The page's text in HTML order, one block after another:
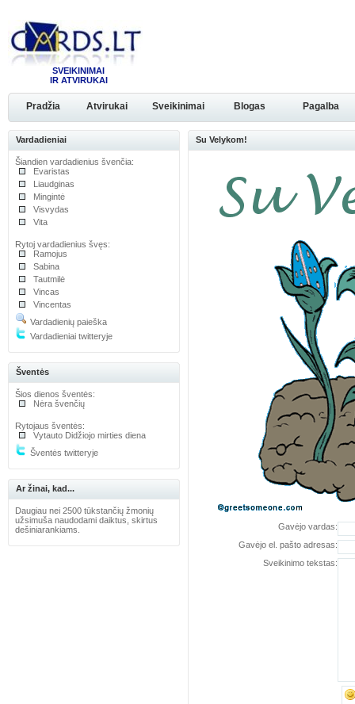
SVEIKINIMAI
IR ATVIRUKAI
Pradžia Atvirukai Sveikinimai Blogas Pagalba
Vardadieniai
Šiandien vardadienius švenčia:
Evaristas
Liaudginas
Mingintė
Visvydas
Vita
Rytoj vardadienius švęs:
Ramojus
Sabina
Tautmilė
Vincas
Vincentas
Vardadienių paieška
Vardadieniai twitteryje
Šventės
Šios dienos šventės:
Nėra švenčių
Rytojaus šventės:
Vytauto Didžiojo mirties diena
Šventės twitteryje
Ar žinai, kad...
Daugiau nei 2500 tūkstančių žmonių
užsimuša naudodami daiktus, skirtus
dešiniarankiams.
Su Velykom!
Gavėjo vardas:
Gavėjo el. pašto adresas:
Sveikinimo tekstas: